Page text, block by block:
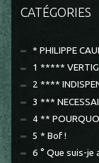
CATÉGORIES
* PHILIPPE
1 *****
2 ****
3 ***
4 **
5 * Bof !
6 ° Que suis-je